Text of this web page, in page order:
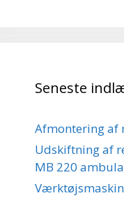
Seneste
Afmontering af
Udskiftning af
MB 220